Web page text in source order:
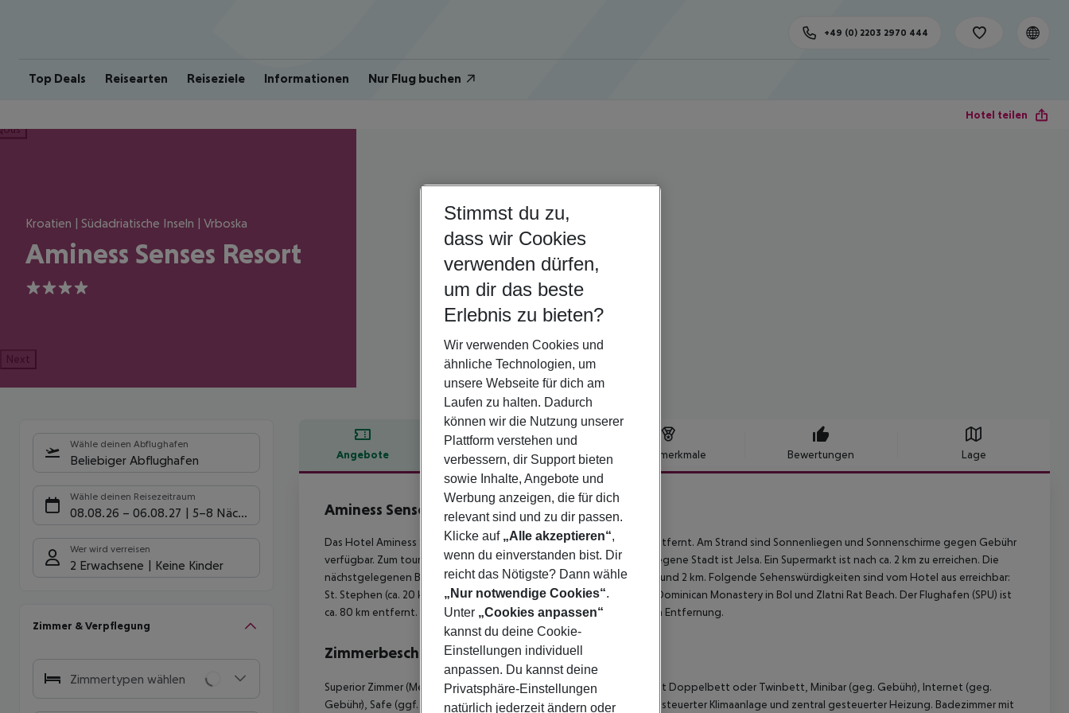
Top Deals Reisearten Reiseziele Informationen Nur Flug buchen
+49 (0) 2203 2970 444
Hotel teilen
Kroatien | Südadriatische Inseln | Vrboska
Aminess Senses Resort
4
Next
Wähle deinen Abflughafen
Beliebiger Abflughafen
Wähle deinen Reisezeitraum
08.08.26 – 06.08.27 5-8 Nächte
Wer wird verreisen
2 Erwachsene Keine Kinder
Zimmer & Verpflegung
Zimmertypen wählen
Angebote Hotelbeschreibung Hotelmerkmale Bewertungen Lage
Hotelbeschreibung
Aminess Senses Resort
4
Das Hotel Aminess Senses Resort liegt ca. 400 km vom Kiesstrand entfernt. Am Strand sind Sonnenliegen und Sonnenschirme gegen Gebühr
verfügbar. Zum touristischen Zentrum sind es ca. 2 km. Die nächstgelegene Stadt ist Jelsa. Ein Supermarkt ist nach ca. 2 km zu erreichen. Die
nächstgelegenen Bars und Restaurants erreichen Sie ebenfalls nach rund 2 km. Folgende Sehenswürdigkeiten sind vom Hotel aus erreichbar:
St. Stephen (ca. 20 km), Fortica Fortress (ca. 20 km), GrapÄeva Cave, Dominican Monastery in Bol und Zlatni Rat Beach. Der Flughafen (SPU) ist
ca. 80 km entfernt. Ein weiterer Flughafen (ZAD) liegt in etwa 200 km Entfernung.
Zimmerbeschreibung
Superior Zimmer (Meerblick, Balkon): Die Zimmer sind ausgestattet mit Doppelbett oder Twinbett, Minibar (geg. Gebühr), Internet (geg.
Gebühr), Safe (ggf. geg. Gebühr) und Flatscreen-TV sowie zentral gesteuerter Klimaanlage und zentral gesteuerter Heizung. Badezimmer mit
Stimmst du zu,
dass wir Cookies
verwenden dürfen,
um dir das beste
Erlebnis zu bieten?
Wir verwenden Cookies und
ähnliche Technologien, um
unsere Webseite für dich am
Laufen zu halten. Dadurch
können wir die Nutzung unserer
Plattform verstehen und
verbessern, dir Support bieten
sowie Inhalte, Angebote und
Werbung anzeigen, die für dich
relevant sind und zu dir passen.
Klicke auf „Alle akzeptieren“,
wenn du einverstanden bist. Dir
reicht das Nötigste? Dann wähle
„Nur notwendige Cookies“.
Unter „Cookies anpassen“
kannst du deine Cookie-
Einstellungen individuell
anpassen. Du kannst deine
Privatsphäre-Einstellungen
natürlich jederzeit ändern oder